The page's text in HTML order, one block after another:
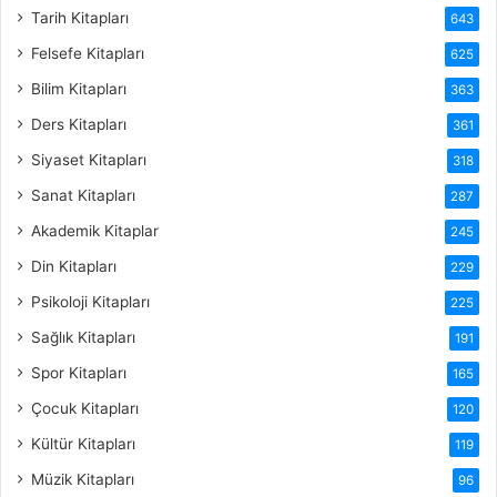
Tarih Kitapları 643
Felsefe Kitapları 625
Bilim Kitapları 363
Ders Kitapları 361
Siyaset Kitapları 318
Sanat Kitapları 287
Akademik Kitaplar 245
Din Kitapları 229
Psikoloji Kitapları 225
Sağlık Kitapları 191
Spor Kitapları 165
Çocuk Kitapları 120
Kültür Kitapları 119
Müzik Kitapları 96